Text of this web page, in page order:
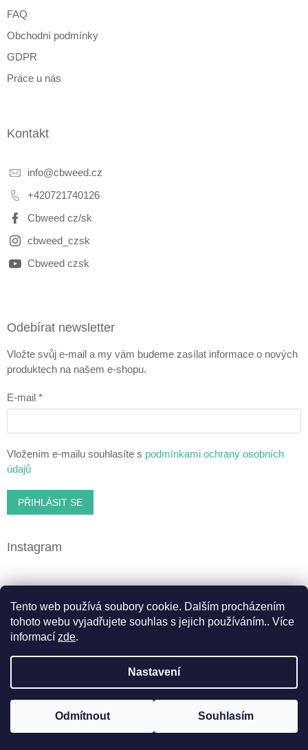
Tento web používá soubory cookie. Dalším procházením
tohoto webu vyjadřujete souhlas s jejich používáním.. Více
informací zde.
Nastavení
Odmítnout Souhlasím
FAQ
Obchodní podmínky
GDPR
Práce u nás
Kontakt
info@cbweed.cz
+420721740126
Cbweed cz/sk
cbweed_czsk
Cbweed czsk
Odebírat newsletter
Vložte svůj e-mail a my vám budeme zasílat informace o nových
produktech na našem e-shopu.
E-mail
Vložením e-mailu souhlasíte s podmínkami ochrany osobních
údajů
PŘIHLÁSIT SE
Instagram
Facebook
Vytvořil Shoptet
Copyright 2026Cbweed.cz. Všechna práva vyhrazena.
Upravit nastavení cookies